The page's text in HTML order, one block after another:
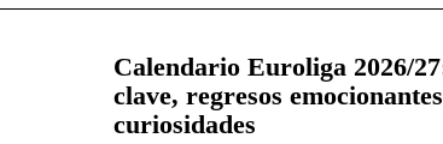
Calendario Euroliga 2026/
clave, regresos
curiosidades